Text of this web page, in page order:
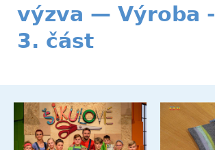
výzva — Výroba -
3. část